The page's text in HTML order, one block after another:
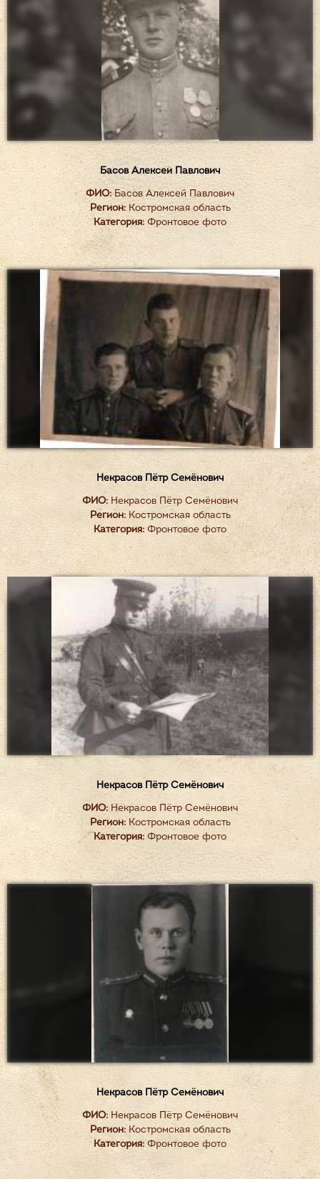
Басов Алексей Павлович
ФИО:Басов Алексей Павлович
Регион:Костромская область
Категория: Фронтовое фото
Некрасов Пётр Семёнович
ФИО: Некрасов Пётр Семёнович
Регион:Костромская область
Категория: Фронтовое фото
Некрасов Пётр Семёнович
ФИО: Некрасов Пётр Семёнович
Регион:Костромская область
Категория: Фронтовое фото
Некрасов Пётр Семёнович
ФИО: Некрасов Пётр Семёнович
Регион:Костромская область
Категория:Фронтовое фото